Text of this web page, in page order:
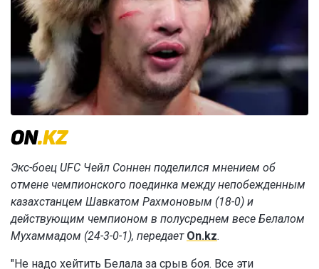
Экс-боец UFC Чейл Соннен поделился мнением об
отмене чемпионского поединка между непобежденным
казахстанцем Шавкатом Рахмоновым (18-0) и
действующим чемпионом в полусреднем весе Белалом
Мухаммадом (24-3-0-1), передает On.kz.
"Не надо хейтить Белала за срыв боя. Все эти